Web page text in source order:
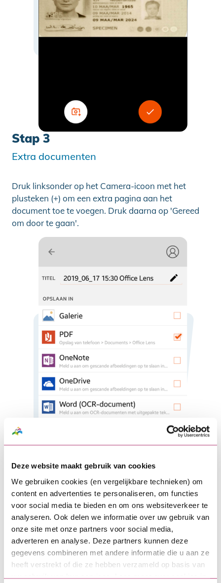
Deze website maakt gebruik van cookies
We gebruiken cookies (en vergelijkbare technieken) om
content en advertenties te personaliseren, om functies
voor social media te bieden en om ons websiteverkeer te
analyseren. Ook delen we informatie over uw gebruik van
onze site met onze partners voor social media,
adverteren en analyse. Deze partners kunnen deze
gegevens combineren met andere informatie die u aan ze
heeft verstrekt of die ze hebben verzameld op basis van
uw gebruik van hun services. Lees meer over cookies in
Stap 3
Extra documenten
Druk linksonder op het Camera-icoon met het
plusteken (+) om een extra pagina aan het
document toe te voegen. Druk daarna op 'Gereed
om door te gaan'.
Stap 4
Scan opslaan
Kies in het volgende scherm de optie 'Opslaan als
pdf'.